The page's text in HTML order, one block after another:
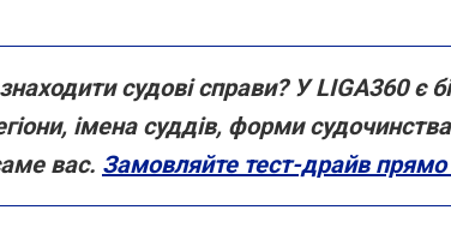
судові справи? У LIGA360 є
імена суддів, форми
вас. Замовляйте тест-драйв прямо